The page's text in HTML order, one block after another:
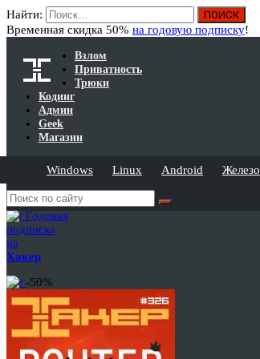
Найти:
Временная скидка 50% на годовую подписку!
Взлом
Приватность
Трюки
Кодинг
Админ
Geek
Магазин
Windows Linux Android Железо
Годовая
подписка
на
Хакер
-50%